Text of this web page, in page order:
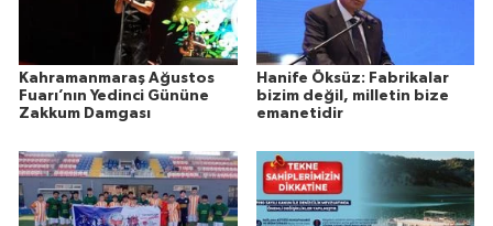
Kahramanmaraş Ağustos
Fuarı’nın Yedinci Gününe
Zakkum Damgası
Hanife Öksüz: Fabrikalar
bizim değil, milletin bize
emanetidir